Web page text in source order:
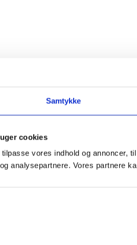
Samtykke
cookies
vores indhold og annoncer,
analysepartnere. Vores partnere